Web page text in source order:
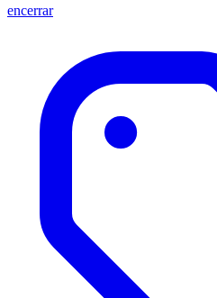
encerrar